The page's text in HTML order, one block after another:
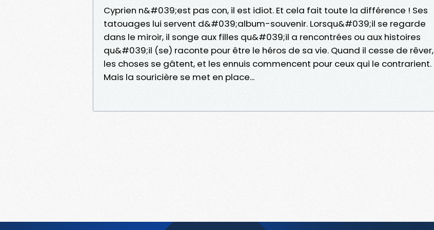
Cyprien n&#039;est pas con, il est idiot. Et cela fait toute la différence ! Ses
tatouages lui servent d&#039;album-souvenir. Lorsqu&#039;il se regarde
dans le miroir, il songe aux filles qu&#039;il a rencontrées ou aux histoires
qu&#039;il (se) raconte pour être le héros de sa vie. Quand il cesse de rêver,
les choses se gâtent, et les ennuis commencent pour ceux qui le contrarient.
Mais la souricière se met en place...